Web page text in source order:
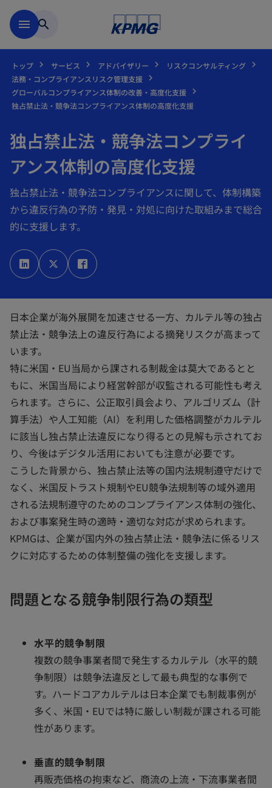
menu search
トップ サービス アドバイザリー
リスクコンサルティング
法務・コンプライアンスリスク管理支援
グローバルコンプライアンス体制の改善・高度化支援
独占禁止法・競争法コンプライアンス体制の高度化支援
独占禁止法・競争法コンプライ
アンス体制の高度化支援
独占禁止法・競争法コンプライアンスに関して、体制構築
から違反行為の予防・発見・対処に向けた取組みまで総合
的に支援します。
新
し
い
タ
新
し
い
タ
し
い
日本企業が海外展開を加速させる一方、カルテル等の独占
禁止法・競争法上の違反行為による摘発リスクが高まって
います。
特に米国・EU当局から課される制裁金は莫大であるとと
もに、米国当局により経営幹部が収監される可能性も考え
られます。さらに、公正取引員会より、アルゴリズム（計
算手法）や人工知能（AI）を利用した価格調整がカルテル
に該当し独占禁止法違反になり得るとの見解も示されてお
り、今後はデジタル活用においても注意が必要です。
こうした背景から、独占禁止法等の国内法規制遵守だけで
なく、米国反トラスト規制やEU競争法規制等の域外適用
される法規制遵守のためのコンプライアンス体制の強化、
および事案発生時の適時・適切な対応が求められます。
KPMGは、企業が国内外の独占禁止法・競争法に係るリス
クに対応するための体制整備の強化を支援します。
問題となる競争制限行為の類型
水平的競争制限
複数の競争事業者間で発生するカルテル（水平的競
争制限）は競争法違反として最も典型的な事例で
す。ハードコアカルテルは日本企業でも制裁事例が
多く、米国・EUでは特に厳しい制裁が課される可能
性があります。
垂直的競争制限
再販売価格の拘束など、商流の上流・下流事業者間